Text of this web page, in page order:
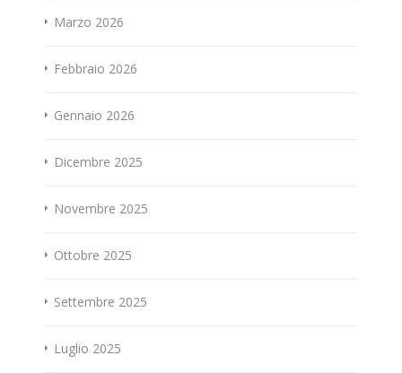
Marzo 2026
Febbraio 2026
Gennaio 2026
Dicembre 2025
Novembre 2025
Ottobre 2025
Settembre 2025
Luglio 2025